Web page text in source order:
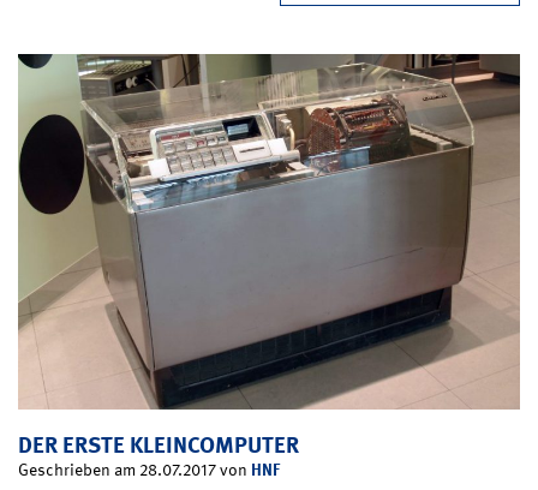
DER ERSTE KLEINCOMPUTER
Geschrieben am 28.07.2017 von HNF